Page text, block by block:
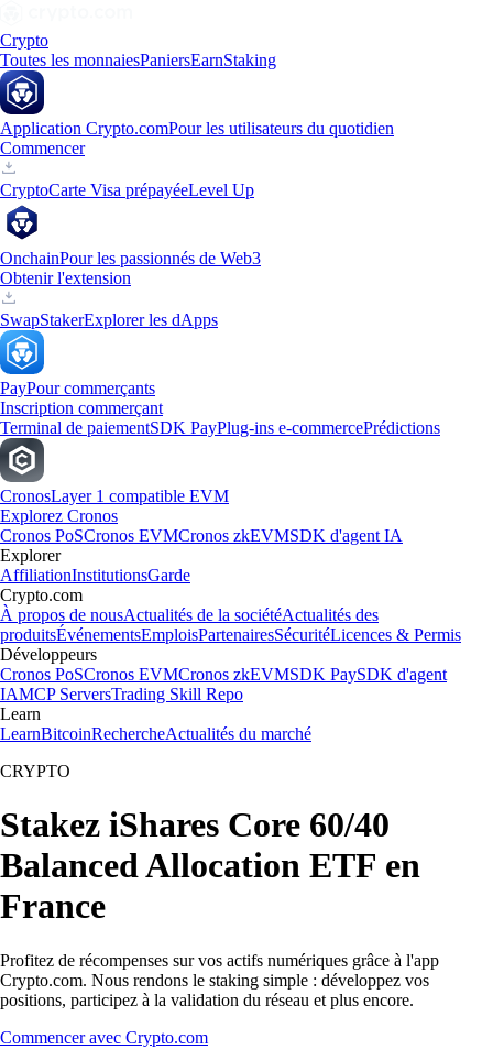
Crypto
Toutes les monnaiesPaniersEarnStaking
Application Crypto.comPour les utilisateurs du quotidien
Commencer
CryptoCarte Visa prépayéeLevel Up
OnchainPour les passionnés de Web3
Obtenir l'extension
SwapStakerExplorer les dApps
PayPour commerçants
Inscription commerçant
Terminal de paiementSDK PayPlug-ins e-commercePrédictions
CronosLayer 1 compatible EVM
Explorez Cronos
Cronos PoSCronos EVMCronos zkEVMSDK d'agent IA
Explorer
AffiliationInstitutionsGarde
Crypto.com
À propos de nousActualités de la sociétéActualités des
produitsÉvénementsEmploisPartenairesSécuritéLicences & Permis
Développeurs
Cronos PoSCronos EVMCronos zkEVMSDK PaySDK d'agent
IAMCP ServersTrading Skill Repo
Learn
LearnBitcoinRechercheActualités du marché
CRYPTO
Stakez iShares Core 60/40
Balanced Allocation ETF en
France
Profitez de récompenses sur vos actifs numériques grâce à l'app
Crypto.com. Nous rendons le staking simple : développez vos
positions, participez à la validation du réseau et plus encore.
Commencer avec Crypto.com